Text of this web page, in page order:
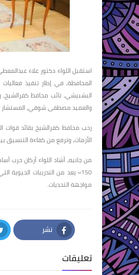
استقبل اللواء دكتور علاء
البشبيشي، نائب محافظ كفرالشيخ،
والعميد مصطفى شوقي، المستشار
رحب محافظ كفرالشيخ بقائد قوات
الأزمات، وترفع من كفاءة التنسيق
من جانبه، أشاد اللواء أركان حرب
150» يعد من التدريبات
مواجهة التحديات.
نشر
Facebook
تعليقات